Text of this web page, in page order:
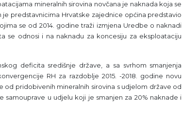
mineralnih sirovina novčana je naknada koja se
predstavnicima Hrvatske zajednice općina predstavio
se od 2014. godine traži izmjena Uredbe o naknadi
se odnosi i na naknadu za koncesiju za eksploataciju
deficita središnje države, a sa svrhom smanjenja
RH za razdoblje 2015. -2018. godine novu
pridobivenih mineralnih sirovina s udjelom države od
samouprave u udjelu koji je smanjen za 20% naknade i